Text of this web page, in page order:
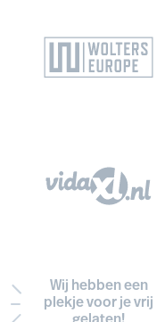
Wij hebben een
plekje voor je vrij